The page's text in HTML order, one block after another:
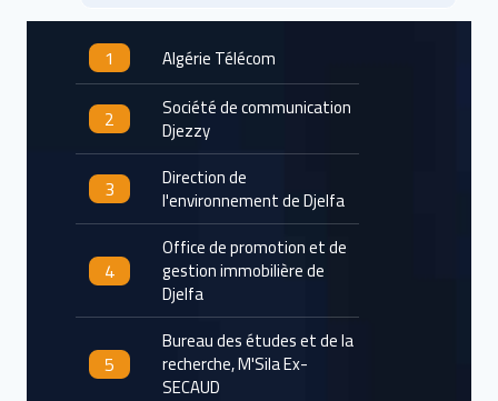
1 Algérie Télécom
2 Société de communication
Djezzy
3 Direction de
l'environnement de Djelfa
4
Office de promotion et de
gestion immobilière de
Djelfa
5
Bureau des études et de la
recherche, M'Sila Ex-
SECAUD